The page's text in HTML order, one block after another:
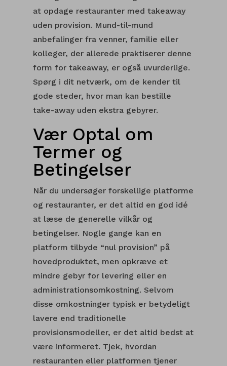
at opdage restauranter med takeaway
uden provision. Mund-til-mund
anbefalinger fra venner, familie eller
kolleger, der allerede praktiserer denne
form for takeaway, er også uvurderlige.
Spørg i dit netværk, om de kender til
gode steder, hvor man kan bestille
take-away uden ekstra gebyrer.
Vær Optal om
Termer og
Betingelser
Når du undersøger forskellige platforme
og restauranter, er det altid en god idé
at læse de generelle vilkår og
betingelser. Nogle gange kan en
platform tilbyde “nul provision” på
hovedproduktet, men opkræve et
mindre gebyr for levering eller en
administrationsomkostning. Selvom
disse omkostninger typisk er betydeligt
lavere end traditionelle
provisionsmodeller, er det altid bedst at
være informeret. Tjek, hvordan
restauranten eller platformen tjener